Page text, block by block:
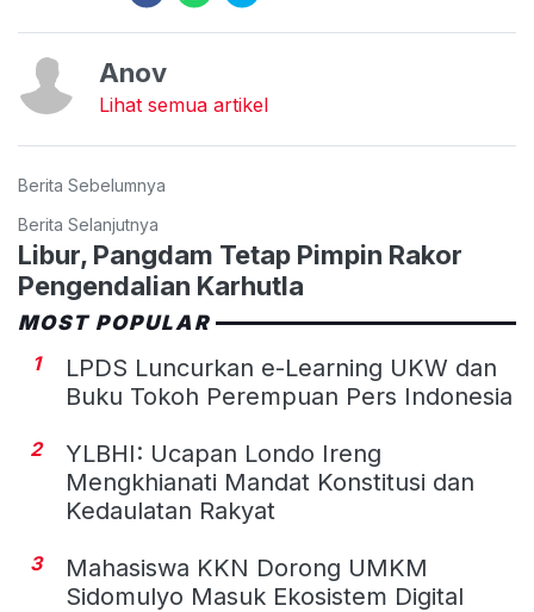
Anov
Lihat semua artikel
Berita Sebelumnya
Berita Selanjutnya
Libur, Pangdam Tetap Pimpin Rakor
Pengendalian Karhutla
MOST POPULAR
1
LPDS Luncurkan e-Learning UKW dan
Buku Tokoh Perempuan Pers Indonesia
2
YLBHI: Ucapan Londo Ireng
Mengkhianati Mandat Konstitusi dan
Kedaulatan Rakyat
3
Mahasiswa KKN Dorong UMKM
Sidomulyo Masuk Ekosistem Digital